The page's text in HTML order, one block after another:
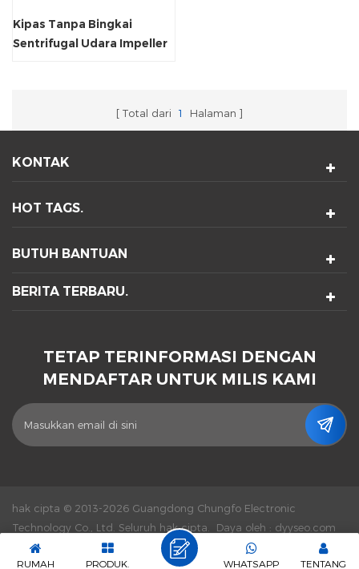
Kipas Tanpa Bingkai
Sentrifugal Udara Impeller
Total dari 1 Halaman
KONTAK
HOT TAGS.
BUTUH BANTUAN
BERITA TERBARU.
TETAP TERINFORMASI DENGAN
MENDAFTAR UNTUK MILIS KAMI
hak cipta © 2013-2026 Guangdong Chungfo Electronic
Technology Co., Ltd. Seluruh hak cipta.
Daya oleh : dyyseo.com
Sitemap. | Kebijakan Pribadi Jaringan IPv6 didukung
RUMAH PRODUK. TENTANG
WHATSAPP